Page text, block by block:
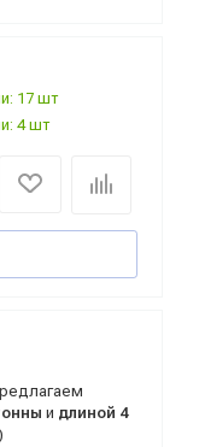
17 шт
4 шт
и длиной 4